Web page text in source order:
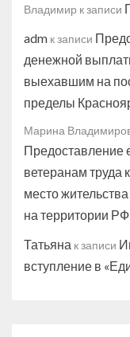
Владимир к записи
adm к записи
денежной
выехавшим на
пределы
Марина
Предоставление
ветеранам труда
место
на территории РФ
Татьяна к записи
вступление в